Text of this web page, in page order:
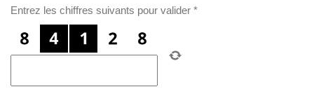
Entrez les chiffres suivants pour valider *